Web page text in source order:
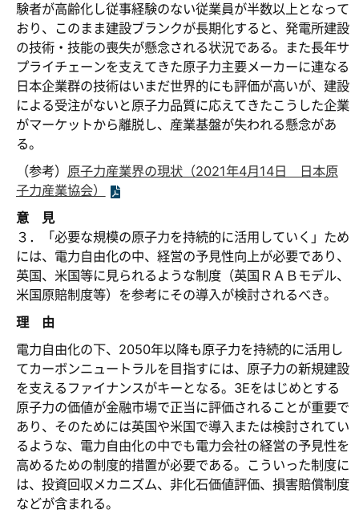
験者が高齢化し従事経験のない従業員が半数以上となって
おり、このまま建設ブランクが長期化すると、発電所建設
の技術・技能の喪失が懸念される状況である。また長年サ
プライチェーンを支えてきた原子力主要メーカーに連なる
日本企業群の技術はいまだ世界的にも評価が高いが、建設
による受注がないと原子力品質に応えてきたこうした企業
がマーケットから離脱し、産業基盤が失われる懸念があ
る。
（参考） 原子力産業界の現状（2021年4月14日 日本原
子力産業協会）
意 見
３．「必要な規模の原子力を持続的に活用していく」ため
には、電力自由化の中、経営の予見性向上が必要であり、
英国、米国等に見られるような制度（英国ＲＡＢモデル、
米国原賠制度等）を参考にその導入が検討されるべき。
理 由
電力自由化の下、2050年以降も原子力を持続的に活用し
てカーボンニュートラルを目指すには、原子力の新規建設
を支えるファイナンスがキーとなる。3Eをはじめとする
原子力の価値が金融市場で正当に評価されることが重要で
あり、そのためには英国や米国で導入または検討されてい
るような、電力自由化の中でも電力会社の経営の予見性を
高めるための制度的措置が必要である。こういった制度に
は、投資回収メカニズム、非化石価値評価、損害賠償制度
などが含まれる。